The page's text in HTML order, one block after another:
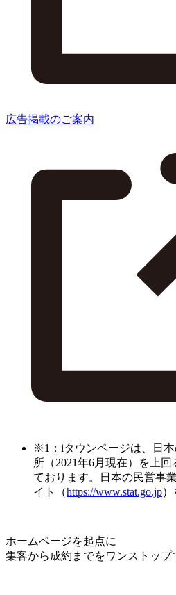
広告掲載のご案内
※1：iタウンページは、日
所（2021年6月現在）を上
ております。日本の民営事
イト（https://www.stat.go.jp
ホームページを起点に
集客から成約までをワンストップ